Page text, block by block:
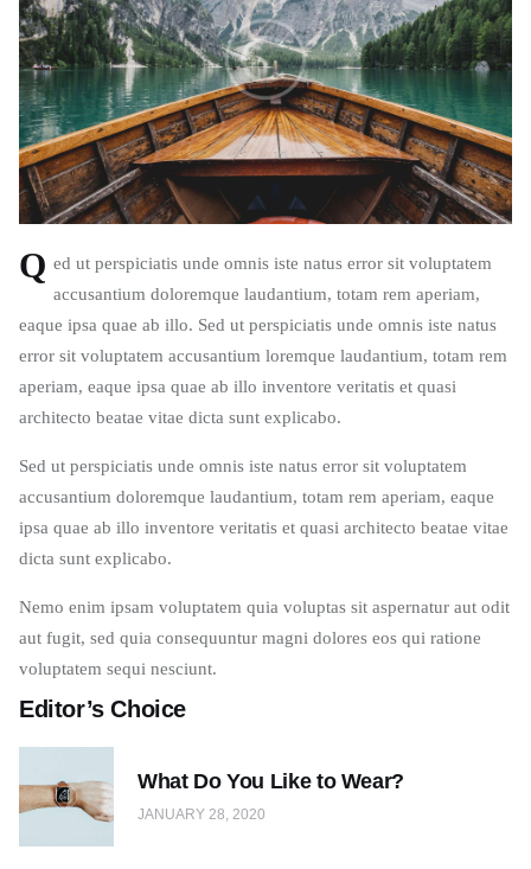
Q ed ut perspiciatis unde omnis iste natus error sit voluptatem
accusantium doloremque laudantium, totam rem aperiam,
eaque ipsa quae ab illo. Sed ut perspiciatis unde omnis iste natus
error sit voluptatem accusantium loremque laudantium, totam rem
aperiam, eaque ipsa quae ab illo inventore veritatis et quasi
architecto beatae vitae dicta sunt explicabo.
Sed ut perspiciatis unde omnis iste natus error sit voluptatem
accusantium doloremque laudantium, totam rem aperiam, eaque
ipsa quae ab illo inventore veritatis et quasi architecto beatae vitae
dicta sunt explicabo.
Nemo enim ipsam voluptatem quia voluptas sit aspernatur aut odit
aut fugit, sed quia consequuntur magni dolores eos qui ratione
voluptatem sequi nesciunt.
Editor’s Choice
What Do You Like to Wear?
JANUARY 28, 2020